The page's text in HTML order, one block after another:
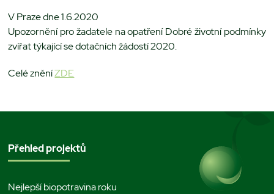
V Praze dne 1.6.2020
Upozornění pro žadatele na opatření Dobré životní podmínky
zvířat týkající se dotačních žádostí 2020.
Celé zněníZDE
Přehled projektů
Nejlepší biopotravina roku